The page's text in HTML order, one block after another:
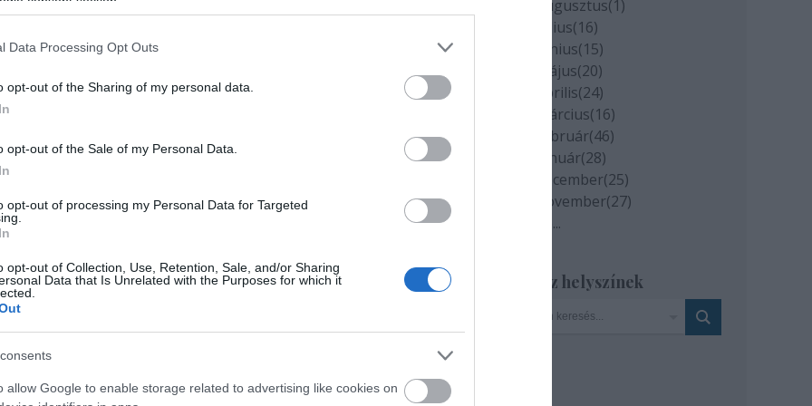
Data Processing Opt Outs
opt-out of the Sharing of my personal data.
opt-out of the Sale of my Personal Data.
opt-out of processing my Personal Data for Targeted
opt-out of Collection, Use, Retention, Sale, and/or Sharing
Data that Is Unrelated with the Purposes for which it
allow Google to enable storage related to advertising like cookies on
jó, a többsége komoly szenvedést okoz. Ezt még
a közönség ezekért is odavan. Felébredt bennem
egy speciális stand up-ot, amelynek az a lényege,
verseket is. Hiszen a vers is közlés, sok esetben
egy vers jelenléte magától értetődő legyen" -
tekinthetik meg a nézők a soproni Petőfi Színházban
2020 augusztus(1)
2020 július(16)
2020 június(15)
2020 május(20)
2020 április(24)
2020 március(16)
2020 február(46)
2020 január(28)
2019 december(25)
2019 november(27)
...
Szinház helyszínek